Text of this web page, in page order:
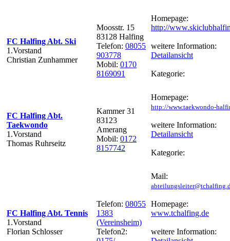
FC Halfing Abt. Ski
1.Vorstand
Christian Zunhammer
Moosstr. 15
83128 Halfing
Telefon: 08055
903778
Mobil: 0170
8169091
Homepage:
http://
weitere Information:
Detailansicht
Kategorie:
FC Halfing Abt.
Taekwondo
1.Vorstand
Thomas Ruhrseitz
Kammer 31
83123
Amerang
Mobil: 0172
8157742
Homepage:
http://www.taekwondo-
weitere Information:
Detailansicht
Kategorie:
FC Halfing Abt. Tennis
1.Vorstand
Florian Schlosser
Telefon: 08055
1383
(Vereinsheim)
Telefon2:
Mail:
Homepage:
www.tchalfing.de
weitere Information: